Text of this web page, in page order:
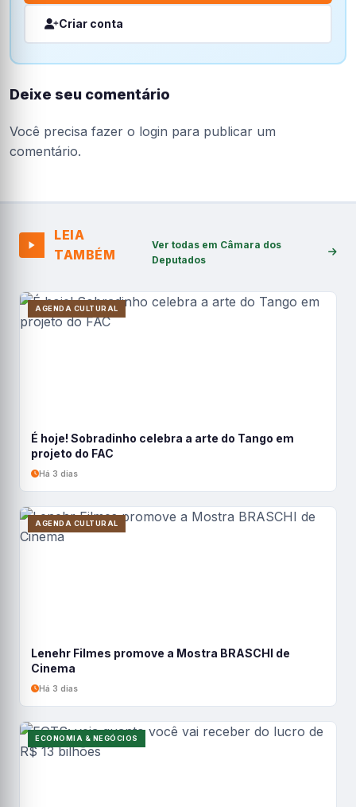
Criar conta
Deixe seu comentário
Você precisa fazer o login para publicar um
comentário.
LEIA
TAMBÉM
Ver todas em Câmara dos
Deputados
AGENDA CULTURAL
É hoje! Sobradinho celebra a arte do Tango em
projeto do FAC
Há 3 dias
AGENDA CULTURAL
Lenehr Filmes promove a Mostra BRASCHI de
Cinema
Há 3 dias
ECONOMIA & NEGÓCIOS